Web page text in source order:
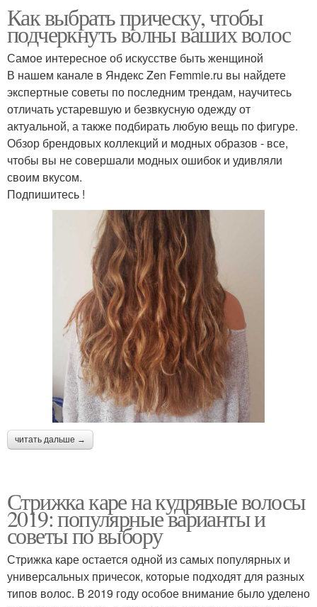
Как выбрать прическу, чтобы
подчеркнуть волны ваших волос
Самое интересное об искусстве быть женщиной
В нашем канале в Яндекс Zen Femmie.ru вы найдете
экспертные советы по последним трендам, научитесь
отличать устаревшую и безвкусную одежду от
актуальной, а также подбирать любую вещь по фигуре.
Обзор брендовых коллекций и модных образов - все,
чтобы вы не совершали модных ошибок и удивляли
своим вкусом.
Подпишитесь !
читать дальше →
Стрижка каре на кудрявые волосы
2019: популярные варианты и
советы по выбору
Стрижка каре остается одной из самых популярных и
универсальных причесок, которые подходят для разных
типов волос. В 2019 году особое внимание было уделено